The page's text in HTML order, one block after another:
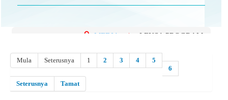
MEDIA | LENSA PROGRAM
Mula Seterusnya 1 2 3 4
5
6
Seterusnya
Tamat